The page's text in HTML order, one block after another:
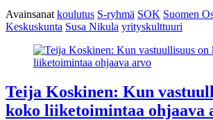
Avainsanat koulutus S-ryhmä SOK Suomen
Keskuskunta Susa Nikula yrityskulttuuri
Teija Koskinen: Kun
koko liiketoimintaa ohjaava